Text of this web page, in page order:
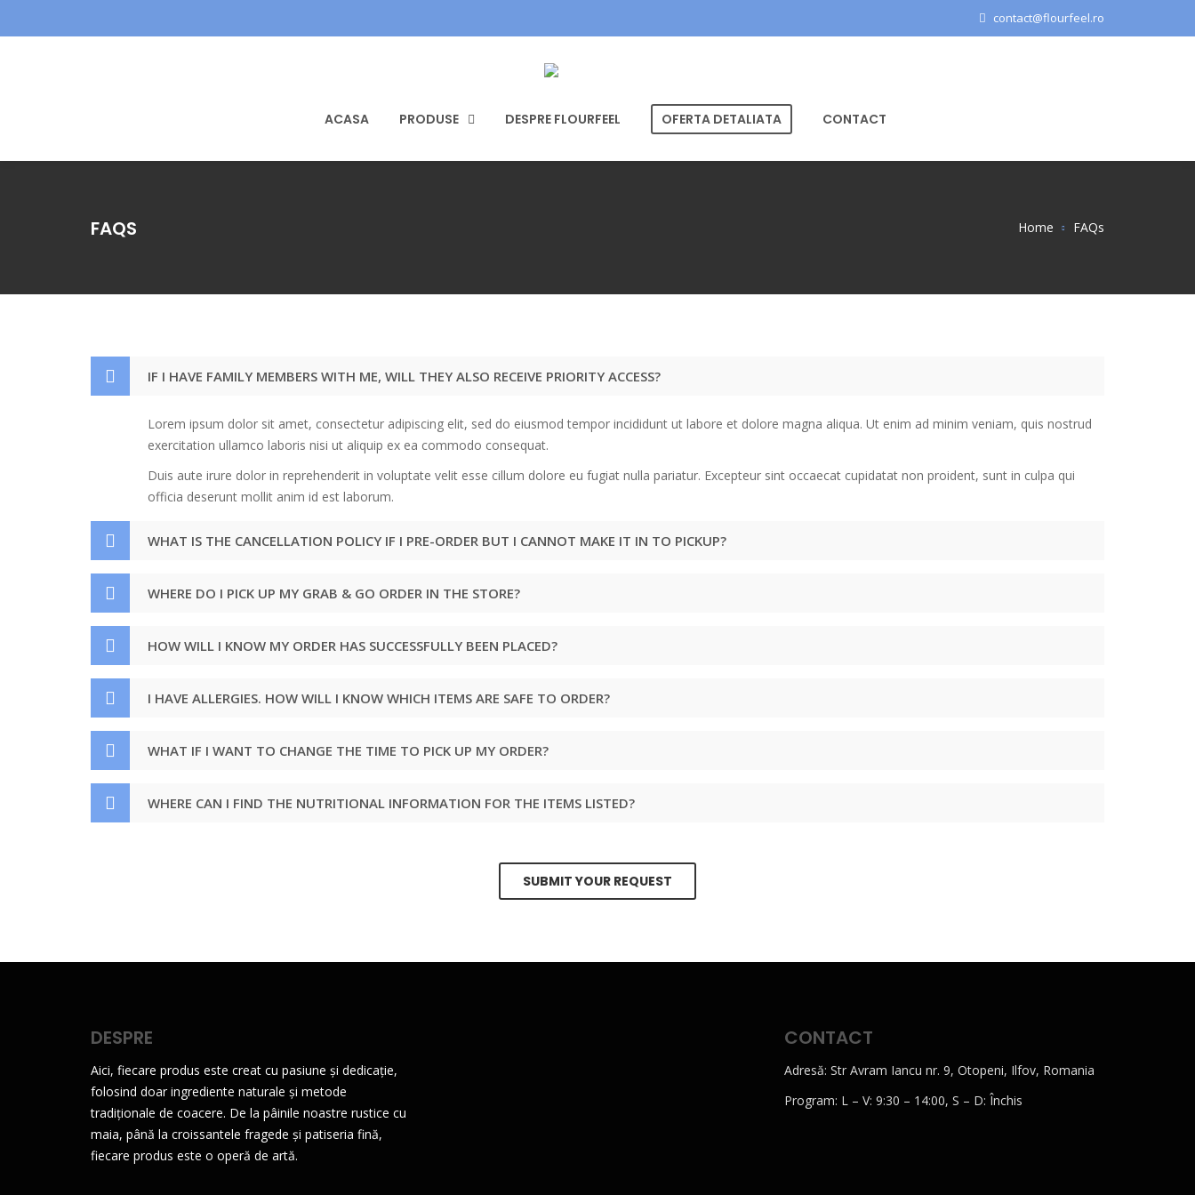
contact@flourfeel.ro
ACASA PRODUSE DESPRE FLOURFEEL OFERTA DETALIATA CONTACT
FAQS Home FAQs
IF I HAVE FAMILY MEMBERS WITH ME, WILL THEY ALSO RECEIVE PRIORITY ACCESS?
Lorem ipsum dolor sit amet, consectetur adipiscing elit, sed do eiusmod tempor incididunt ut labore et dolore magna aliqua. Ut enim ad minim veniam, quis nostrud
exercitation ullamco laboris nisi ut aliquip ex ea commodo consequat.
Duis aute irure dolor in reprehenderit in voluptate velit esse cillum dolore eu fugiat nulla pariatur. Excepteur sint occaecat cupidatat non proident, sunt in culpa qui
officia deserunt mollit anim id est laborum.
WHAT IS THE CANCELLATION POLICY IF I PRE-ORDER BUT I CANNOT MAKE IT IN TO PICKUP?
WHERE DO I PICK UP MY GRAB & GO ORDER IN THE STORE?
HOW WILL I KNOW MY ORDER HAS SUCCESSFULLY BEEN PLACED?
I HAVE ALLERGIES. HOW WILL I KNOW WHICH ITEMS ARE SAFE TO ORDER?
WHAT IF I WANT TO CHANGE THE TIME TO PICK UP MY ORDER?
WHERE CAN I FIND THE NUTRITIONAL INFORMATION FOR THE ITEMS LISTED?
SUBMIT YOUR REQUEST
DESPRE
Aici, fiecare produs este creat cu pasiune și dedicație,
folosind doar ingrediente naturale și metode
tradiționale de coacere. De la pâinile noastre rustice cu
maia, până la croissantele fragede și patiseria fină,
fiecare produs este o operă de artă.
CONTACT
Adresă: Str Avram Iancu nr. 9, Otopeni, Ilfov, Romania
Program: L – V: 9:30 – 14:00, S – D: Închis